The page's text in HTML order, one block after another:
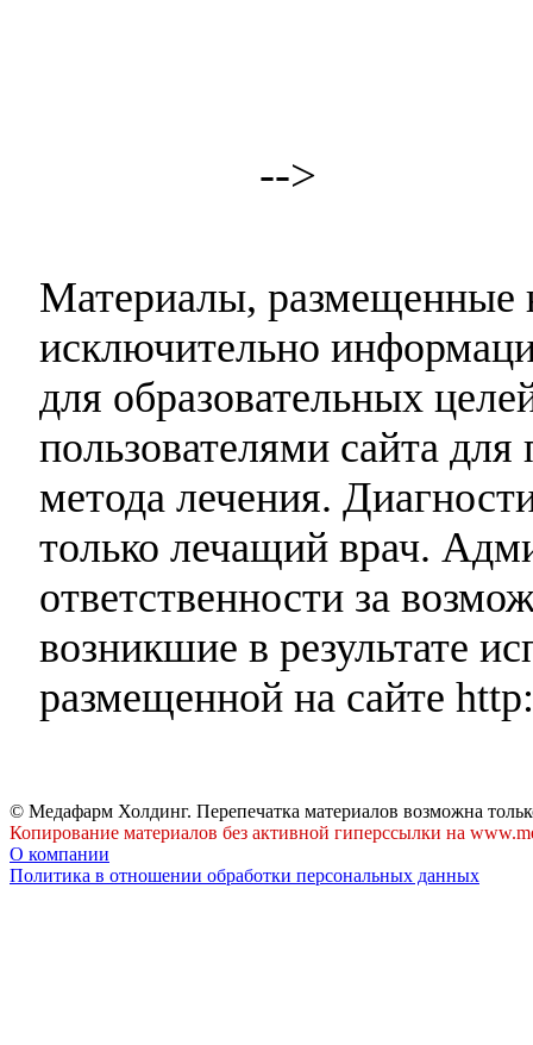
-->
Материалы, размещенные
исключительно
для образовательных
пользователями сайта
метода лечения.
только лечащий врач.
ответственности за
возникшие в результате
размещенной на сайте
© Медафарм Холдинг. Перепечатка материалов возможна
Копирование материалов без активной гиперссылки на
О компании
Политика в отношении обработки персональных данных